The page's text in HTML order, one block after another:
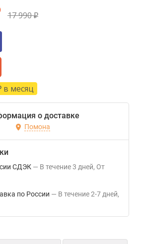
17 990₽
в месяц
о доставке
Помона
СДЭК В течение3 дней От
по России В течение2-7 дней